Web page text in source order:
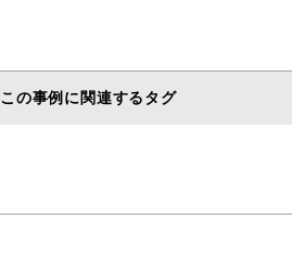
この事例に関連するタグ